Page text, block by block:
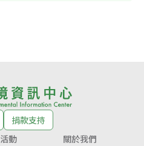
捐款支持
活動
關於我們